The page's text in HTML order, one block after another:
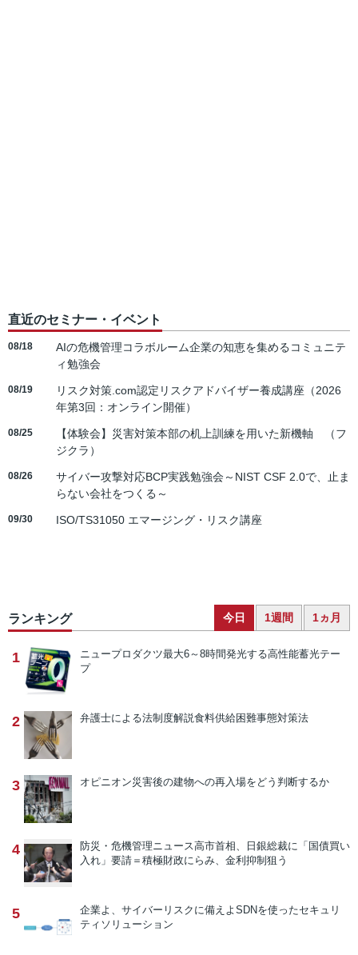
直近のセミナー・イベント
08/18
AIの危機管理コラボルーム企業の知恵を集めるコミュニテ
ィ勉強会
08/19
リスク対策.com認定リスクアドバイザー養成講座（2026
年第3回：オンライン開催）
08/25
【体験会】災害対策本部の机上訓練を用いた新機軸 （フ
ジクラ）
08/26
サイバー攻撃対応BCP実践勉強会～NIST CSF 2.0で、止ま
らない会社をつくる～
09/30 ISO/TS31050 エマージング・リスク講座
ランキング 今日 1週間 1ヵ月
1 ニュープロダクツ最大6～8時間発光する高性能蓄光テー
プ
2 弁護士による法制度解説食料供給困難事態対策法
3 オピニオン災害後の建物への再入場をどう判断するか
4 防災・危機管理ニュース高市首相、日銀総裁に「国債買い
入れ」要請＝積極財政にらみ、金利抑制狙う
5 企業よ、サイバーリスクに備えよ SDNを使ったセキュリ
ティソリューション